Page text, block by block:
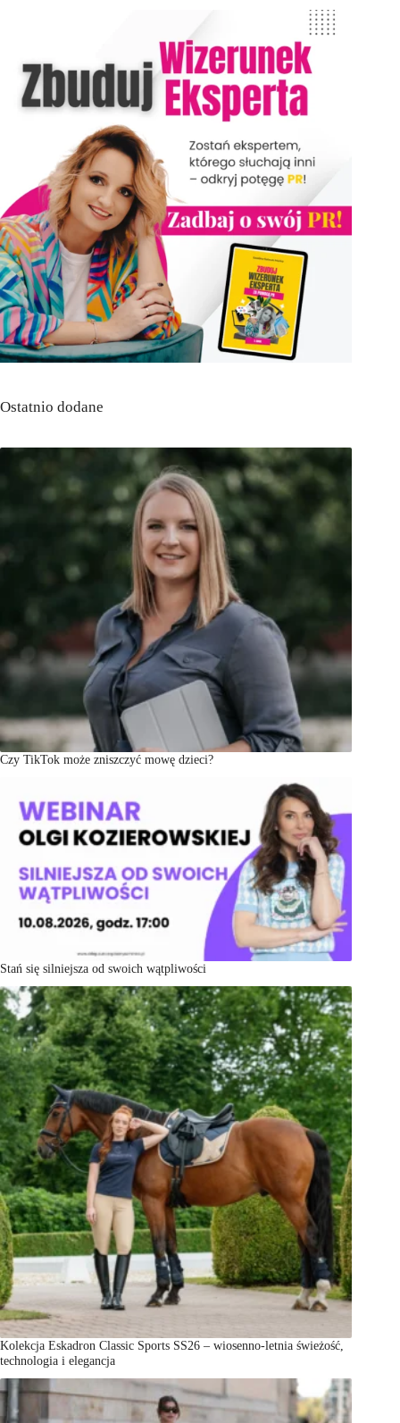
Ostatnio dodane
Czy TikTok może zniszczyć mowę dzieci?
Stań się silniejsza od swoich wątpliwości
Kolekcja Eskadron Classic Sports SS26 – wiosenno-letnia świeżość,
technologia i elegancja